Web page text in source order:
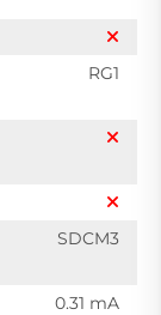
RG1
SDCM3
0.31 mA